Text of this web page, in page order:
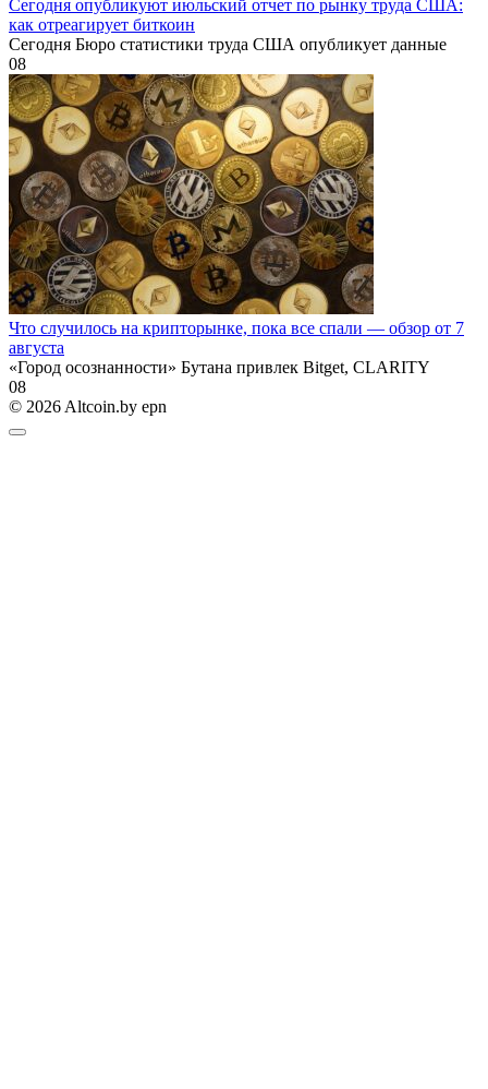
Сегодня опубликуют июльский отчет по рынку труда США:
как отреагирует биткоин
Сегодня Бюро статистики труда США опубликует данные
08
Что случилось на крипторынке, пока все спали — обзор от 7
августа
«Город осознанности» Бутана привлек Bitget, CLARITY
08
© 2026 Altcoin.by epn